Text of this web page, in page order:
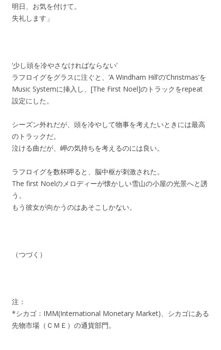
明日、お気を付けて。
失礼します」
‘少し頭を冷やさなければならない’
ラフロイグをグラスに注ぐと、’A Windham Hill’の’Christmas’を
Music Systemに挿入し、[The First Noel]のトラックをrepeat
設定にした。
シーズン外れだが、頭を冷やして物事を考えたいときには最高
のトラックだ。
泣ける曲だが、岬の気持ちを考えるのには良い。
ラフロイグを数杯呷ると、脳中枢が刺激された。
The first Noelのメロディーが懐かしい雪山の小屋の光景へと誘
う。
もう彼女が向かうのはあそこしかない。
（つづく）
注：
*シカゴ：IMM(International Monetary Market)、シカゴにある
先物市場（ＣＭＥ）の通貨部門。